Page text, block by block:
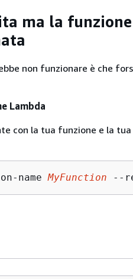
ma la funzione
non funzionare è che
Lambda
con la tua funzione e la tua
name MyFunction --